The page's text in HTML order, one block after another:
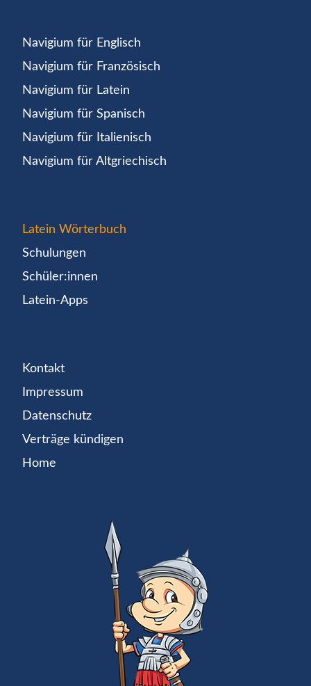
Navigium für Englisch
Navigium für Französisch
Navigium für Latein
Navigium für Spanisch
Navigium für Italienisch
Navigium für Altgriechisch
Latein Wörterbuch
Schulungen
Schüler:innen
Latein-Apps
Kontakt
Impressum
Datenschutz
Verträge kündigen
Home